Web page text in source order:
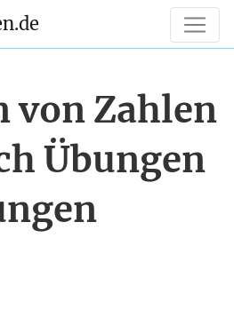
von Zahlen
Übungen